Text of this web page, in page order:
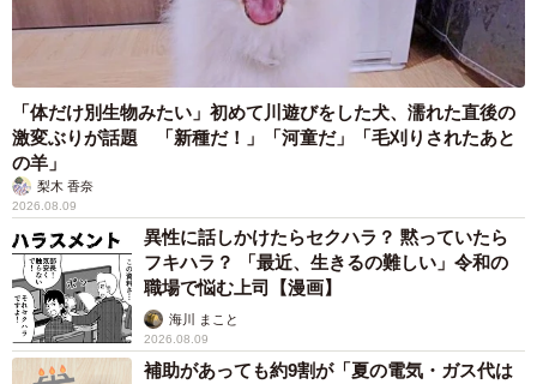
「体だけ別生物みたい」初めて川遊びをした犬、濡れた直後の
激変ぶりが話題 「新種だ！」「河童だ」「毛刈りされたあと
の羊」
梨木 香奈
2026.08.09
異性に話しかけたらセクハラ？ 黙っていたら
フキハラ？ 「最近、生きるの難しい」令和の
職場で悩む上司【漫画】
海川 まこと
2026.08.09
補助があっても約9割が「夏の電気・ガス代は